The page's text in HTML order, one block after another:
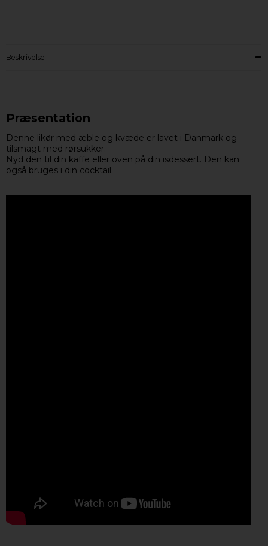
Beskrivelse
Præsentation
Denne likør med æble og kvæde er lavet i Danmark og
tilsmagt med rørsukker.
Nyd den til din kaffe eller oven på din isdessert. Den kan
også bruges i din cocktail.